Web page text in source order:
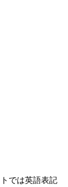
では英語表記